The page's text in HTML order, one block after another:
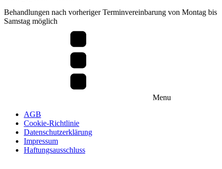
Behandlungen nach vorheriger Terminvereinbarung von Montag bis
Samstag möglich
Menu
AGB
Cookie-Richtlinie
Datenschutzerklärung
Impressum
Haftungsausschluss